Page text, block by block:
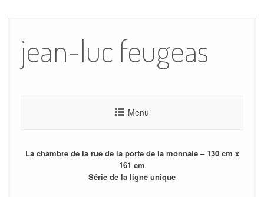
content
jean-luc feugeas
Menu
La chambre de la rue de la porte de la monnaie – 130 cm x
161 cm
Série de la ligne unique